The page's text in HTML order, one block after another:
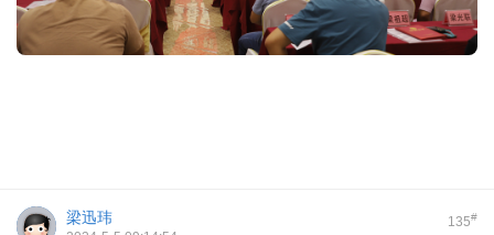
135#
梁迅玮